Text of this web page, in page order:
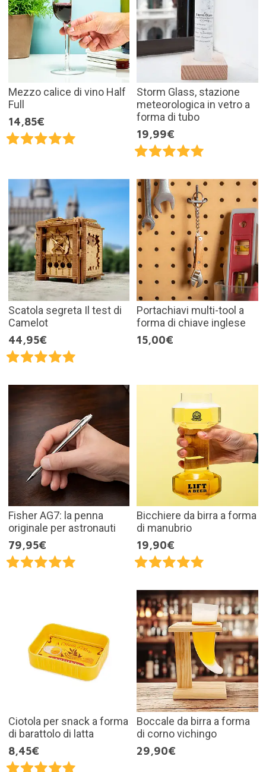
Mezzo calice di vino Half
Full
14,85€
Storm Glass, stazione
meteorologica in vetro a
forma di tubo
19,99€
Scatola segreta Il test di
Camelot
44,95€
Portachiavi multi-tool a
forma di chiave inglese
15,00€
Fisher AG7: la penna
originale per astronauti
79,95€
Bicchiere da birra a forma
di manubrio
19,90€
Ciotola per snack a forma
di barattolo di latta
8,45€
Boccale da birra a forma
di corno vichingo
29,90€